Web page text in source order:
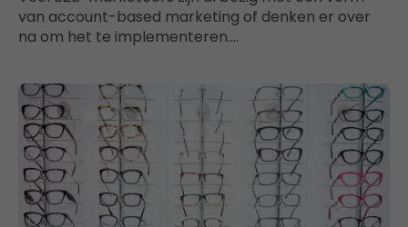
van account-based marketing of denken er over
na om het te implementeren.…